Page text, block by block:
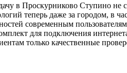
в Проскурниково Ступино не
теперь даже за городом, в
современным
для подключения
только качественные